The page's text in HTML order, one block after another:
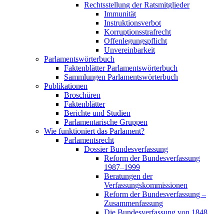
Rechtsstellung der Ratsmitglieder
Immunität
Instruktionsverbot
Korruptionsstrafrecht
Offenlegungspflicht
Unvereinbarkeit
Parlamentswörterbuch
Faktenblätter Parlamentswörterbuch
Sammlungen Parlamentswörterbuch
Publikationen
Broschüren
Faktenblätter
Berichte und Studien
Parlamentarische Gruppen
Wie funktioniert das Parlament?
Parlamentsrecht
Dossier Bundesverfassung
Reform der Bundesverfassung
1987–1999
Beratungen der
Verfassungskommissionen
Reform der Bundesverfassung –
Zusammenfassung